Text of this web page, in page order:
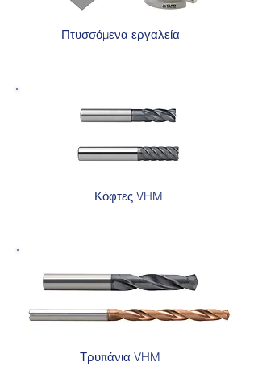
Πτυσσόμενα εργαλεία
Κόφτες VHM
Τρυπάνια VHM